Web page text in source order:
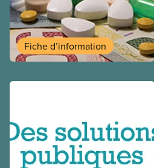
Fiche d’information